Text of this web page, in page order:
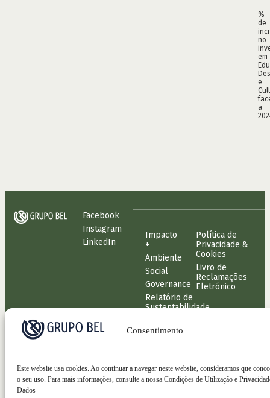
Consentimento
Este website usa cookies. Ao continuar a navegar neste website, consideramos que
o seu uso. Para mais informações, consulte a nossa Condições de Utilização e
Dados
%
de
no
em
e
a
Facebook
Instagram
LinkedIn
Impacto
+
Ambiente
Social
Governance
Relatório de
Sustentabilidade
Política de
Privacidade &
Cookies
Livro de
Reclamações
Eletrónico
direitos reservados.
Desenvolvido por ML Digital